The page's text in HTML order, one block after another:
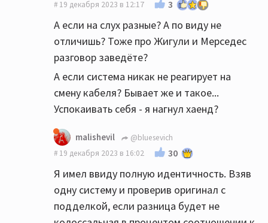
19 декабря 2023 в 12:17
3
А если на слух разные? А по виду не
отличишь? Тоже про Жигули и Мерседес
разговор заведёте?
А если система никак не реагирует на
смену кабеля? Бывает же и такое...
Успокаивать себя - я нагнул хаенд?
malishevil
@bluesevich
19 декабря 2023 в 16:02
30
Я имел ввиду полную идентичность. Взяв
одну систему и проверив оригинал с
подделкой, если разница будет не